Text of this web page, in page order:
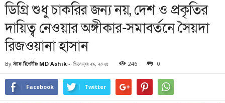
ডিগ্রি শুধু চাকরির জন্য নয়, দেশ ও প্রকৃতির
দায়িত্ব নেওয়ার অঙ্গীকার-সমাবর্তনে সৈয়দা
রিজওয়ানা হাসান
By স্টাফ রিপোর্টারঃ MD Ashik - ডিসেম্বর ২৯, ২০২৫ 246 0
Facebook Twitter